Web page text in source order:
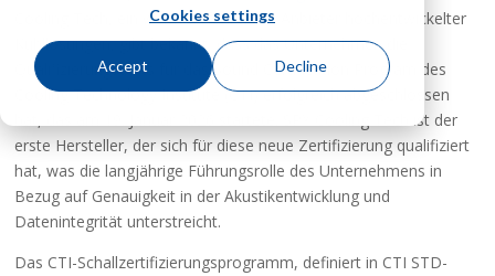
Cookies settings
Accept Decline
Cooling Tech, ein weltweit führender Anbieter hochentwickelter
Kühllösungen, gibt bekannt, dass das Unternehmen die
Qualifizierungstests für das Sound Certification Program des
Cooling Technology Institute (CTI) erfolgreich abgeschlossen
hat, das am 19. Januar 2026 startete. SPX Cooling Tech ist der
erste Hersteller, der sich für diese neue Zertifizierung qualifiziert
hat, was die langjährige Führungsrolle des Unternehmens in
Bezug auf Genauigkeit in der Akustikentwicklung und
Datenintegrität unterstreicht.
Das CTI-Schallzertifizierungsprogramm, definiert in CTI STD-